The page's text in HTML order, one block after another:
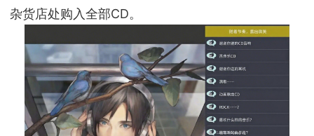
杂货店处购入全部CD。